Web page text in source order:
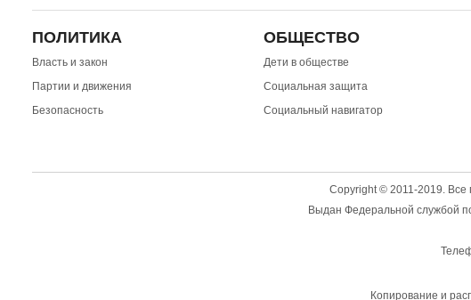
ПОЛИТИКА
Власть и закон
Партии и движения
Безопасность
ОБЩЕСТВО
Дети в обществе
Социальная защита
Социальный навигатор
Copyright © 2011-2019.
Выдан Федеральной службой
Копирование и